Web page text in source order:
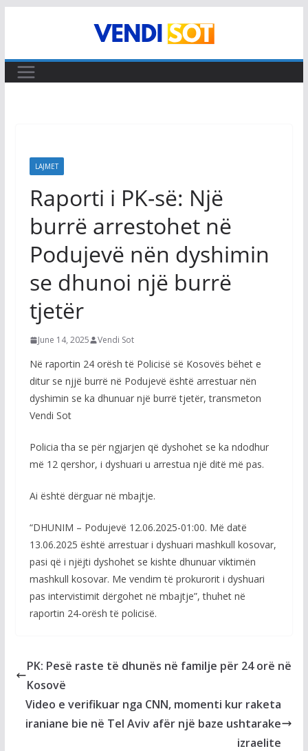
LAJMET
Raporti i PK-së: Një
burrë arrestohet në
Podujevë nën dyshimin
se dhunoi një burrë
tjetër
June 14, 2025 Vendi Sot
Në raportin 24 orësh të Policisë së Kosovës bëhet e
ditur se njjë burrë në Podujevë është arrestuar nën
dyshimin se ka dhunuar një burrë tjetër, transmeton
Vendi Sot
Policia tha se për ngjarjen që dyshohet se ka ndodhur
më 12 qershor, i dyshuari u arrestua një ditë më pas.
Ai është dërguar në mbajtje.
“DHUNIM – Podujevë 12.06.2025-01:00. Më datë
13.06.2025 është arrestuar i dyshuari mashkull kosovar,
pasi që i njëjti dyshohet se kishte dhunuar viktimën
mashkull kosovar. Me vendim të prokurorit i dyshuari
pas intervistimit dërgohet në mbajtje”, thuhet në
raportin 24-orësh të policisë.
PK: Pesë raste të dhunës në familje për 24 orë në
Kosovë
Video e verifikuar nga CNN, momenti kur raketa
iraniane bie në Tel Aviv afër një baze ushtarake
izraelite